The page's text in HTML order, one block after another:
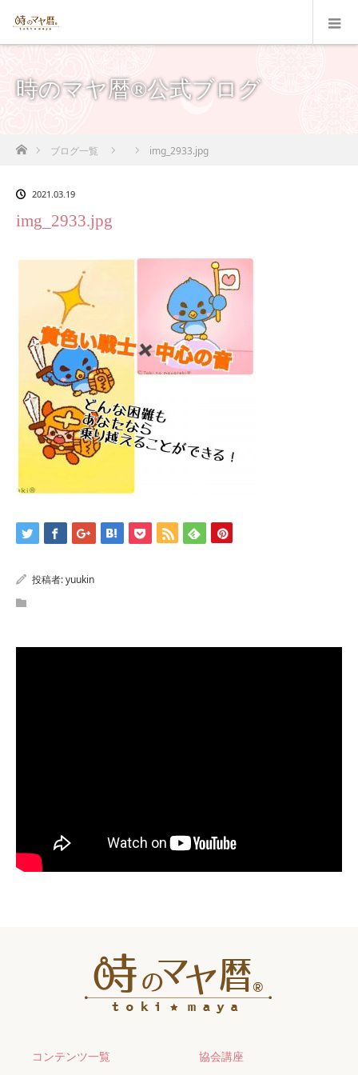
時のマヤ暦®公式ブログ
ホームブログ一覧 img_2933.jpg
2021.03.19
img_2933.jpg
投稿者:yuukin
コンテンツ一覧 協会講座